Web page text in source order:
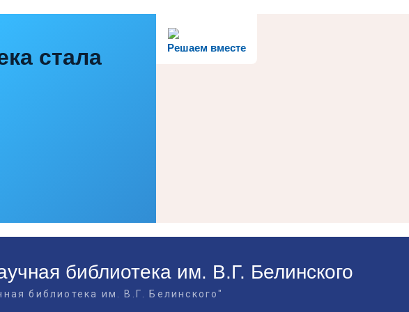
Решаем вместе
стала
библиотека им. В.Г. Белинского
библиотека им. В.Г. Белинского"